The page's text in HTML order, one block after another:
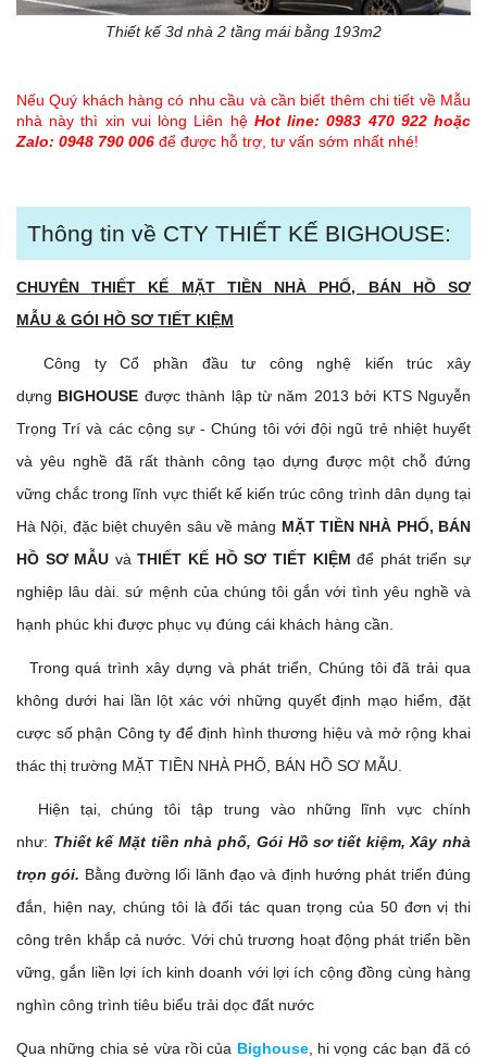
Thiết kế 3d nhà 2 tầng mái bằng 193m2
Nếu Quý khách hàng có nhu cầu và cần biết thêm chi tiết về Mẫu
nhà này thì xin vui lòng Liên hệ Hot line: 0983 470 922 hoặc
Zalo: 0948 790 006 để được hỗ trợ, tư vấn sớm nhất nhé!
Thông tin về CTY THIẾT KẾ BIGHOUSE:
CHUYÊN THIẾT KẾ MẶT TIỀN NHÀ PHỐ, BÁN HỒ SƠ
MẪU & GÓI HỒ SƠ TIẾT KIỆM
Công ty Cổ phần đầu tư công nghệ kiến trúc xây
dựng BIGHOUSE được thành lập từ năm 2013 bởi KTS Nguyễn
Trọng Trí và các cộng sự - Chúng tôi với đội ngũ trẻ nhiệt huyết
và yêu nghề đã rất thành công tạo dựng được một chỗ đứng
vững chắc trong lĩnh vực thiết kế kiến trúc công trình dân dụng tại
Hà Nội, đặc biệt chuyên sâu về mảng MẶT TIỀN NHÀ PHỐ, BÁN
HỒ SƠ MẪU vàTHIẾT KẾ HỒ SƠ TIẾT KIỆM để phát triển sự
nghiệp lâu dài. sứ mệnh của chúng tôi gắn với tình yêu nghề và
hạnh phúc khi được phục vụ đúng cái khách hàng cần.
Trong quá trình xây dựng và phát triển, Chúng tôi đã trải qua
không dưới hai lần lột xác với những quyết định mạo hiểm, đặt
cược số phận Công ty để định hình thương hiệu và mở rộng khai
thác thị trường MẶT TIỀN NHÀ PHỐ, BÁN HỒ SƠ MẪU.
Hiện tại, chúng tôi tập trung vào những lĩnh vực chính
như: Thiết kế Mặt tiền nhà phố, Gói Hồ sơ tiết kiệm, Xây nhà
trọn gói. Bằng đường lối lãnh đạo và định hướng phát triển đúng
đắn, hiện nay, chúng tôi là đối tác quan trọng của 50 đơn vị thi
công trên khắp cả nước. Với chủ trương hoạt động phát triển bền
vững, gắn liền lợi ích kinh doanh với lợi ích cộng đồng cùng hàng
nghìn công trình tiêu biểu trải dọc đất nước
Qua những chia sẻ vừa rồi của Bighouse, hi vọng các bạn đã có